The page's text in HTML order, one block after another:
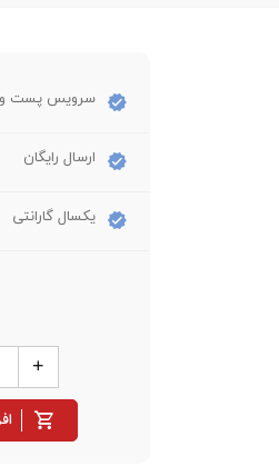
سرویس پست
ارسال رایگان
یکسال گارانتی